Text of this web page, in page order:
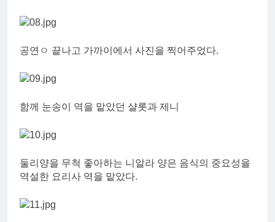
공연ㅇ 끝나고 가까이에서 사진을 찍어주었다.
함께 눈송이 역을 맡았던 샬롯과 제니
둘리양을 무척 좋아하는 니알라 양은 음식의 중요성을
역설한 요리사 역을 맡았다.